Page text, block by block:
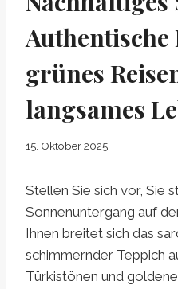
grünes
langsames
15. Oktober 2025
Stellen Sie sich vor, Sie
Sonnenuntergang auf
Ihnen breitet sich das
schimmernder Teppich
Türkistönen und